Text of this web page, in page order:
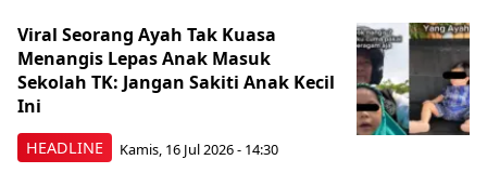
HEADLINE
Viral Seorang Ayah Tak Kuasa
Menangis Lepas Anak Masuk
Sekolah TK: Jangan Sakiti Anak Kecil
Ini
Kamis, 16 Jul 2026 - 14:30